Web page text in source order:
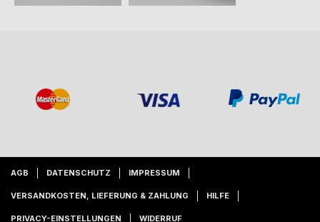
AGB DATENSCHUTZ IMPRESSUM
VERSANDKOSTEN, LIEFERUNG & ZAHLUNG HILFE
PRIVACY-EINSTELLUNGEN WIDERRUF